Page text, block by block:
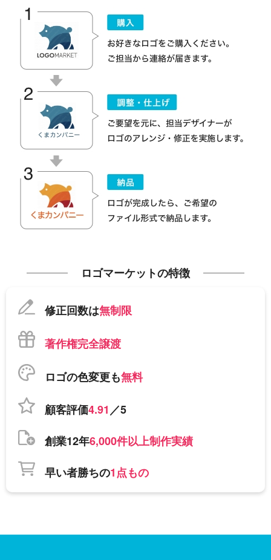
ロゴマーケットの特徴
修正回数は無制限
著作権完全譲渡
ロゴの色変更も無料
顧客評価4.91／5
創業12年6,000件以上制作実績
早い者勝ちの1点もの